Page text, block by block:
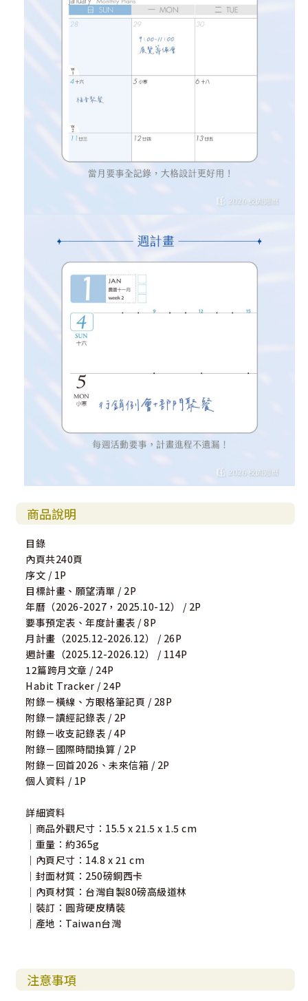
商品說明
目錄
內頁共240頁
序文 / 1P
目標計畫、願望清單 / 2P
年曆（2026-2027，2025.10-12） / 2P
要事預定表、年度計畫表 / 8P
月計畫（2025.12-2026.12） / 26P
週計畫（2025.12-2026.12） / 114P
12篇跨月文章 / 24P
Habit Tracker / 24P
附錄－橫線、方眼格筆記頁 / 28P
附錄－讀經記錄表 / 2P
附錄－收支記錄表 / 4P
附錄－國際時間換算 / 2P
附錄－回首2026、未來信箱 / 2P
個人資料 / 1P
詳細資料
｜商品外觀尺寸：15.5 x 21.5 x 1.5 cm
｜重量：約365g
｜內頁尺寸：14.8 x 21 cm
｜封面材質：250磅銅西卡
｜內頁材質：台灣自製80磅高級道林
｜裝訂：圓背硬皮精裝
｜產地：Taiwan台灣
注意事項